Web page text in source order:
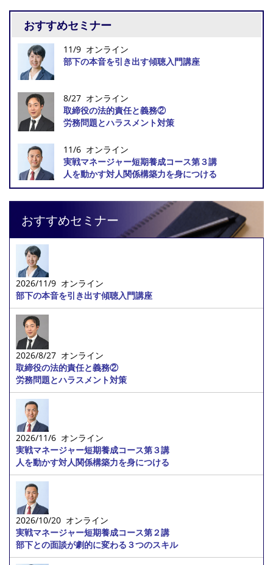
おすすめセミナー
11/9 オンライン
部下の本音を引き出す傾聴入門講座
8/27 オンライン
取締役の法的責任と義務②
労務問題とハラスメント対策
11/6 オンライン
実戦マネージャー短期養成コース第３講
人を動かす対人関係構築力を身につける
おすすめセミナー
2026/11/9 オンライン
部下の本音を引き出す傾聴入門講座
2026/8/27 オンライン
取締役の法的責任と義務②
労務問題とハラスメント対策
2026/11/6 オンライン
実戦マネージャー短期養成コース第３講
人を動かす対人関係構築力を身につける
2026/10/20 オンライン
実戦マネージャー短期養成コース第２講
部下との面談が劇的に変わる３つのスキル